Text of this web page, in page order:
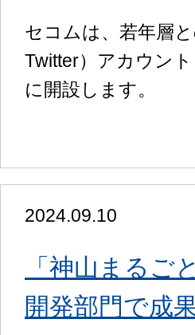
セコムは、若年層
Twitter）アカウン
に開設します。
2024.09.10
「神山まるご
開発部門で成